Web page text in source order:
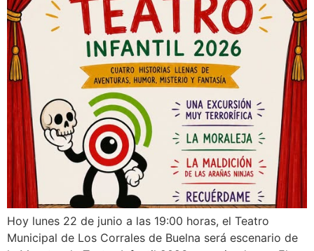
Hoy lunes 22 de junio a las 19:00 horas, el Teatro
Municipal de Los Corrales de Buelna será escenario de